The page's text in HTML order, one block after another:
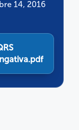
14, 2016